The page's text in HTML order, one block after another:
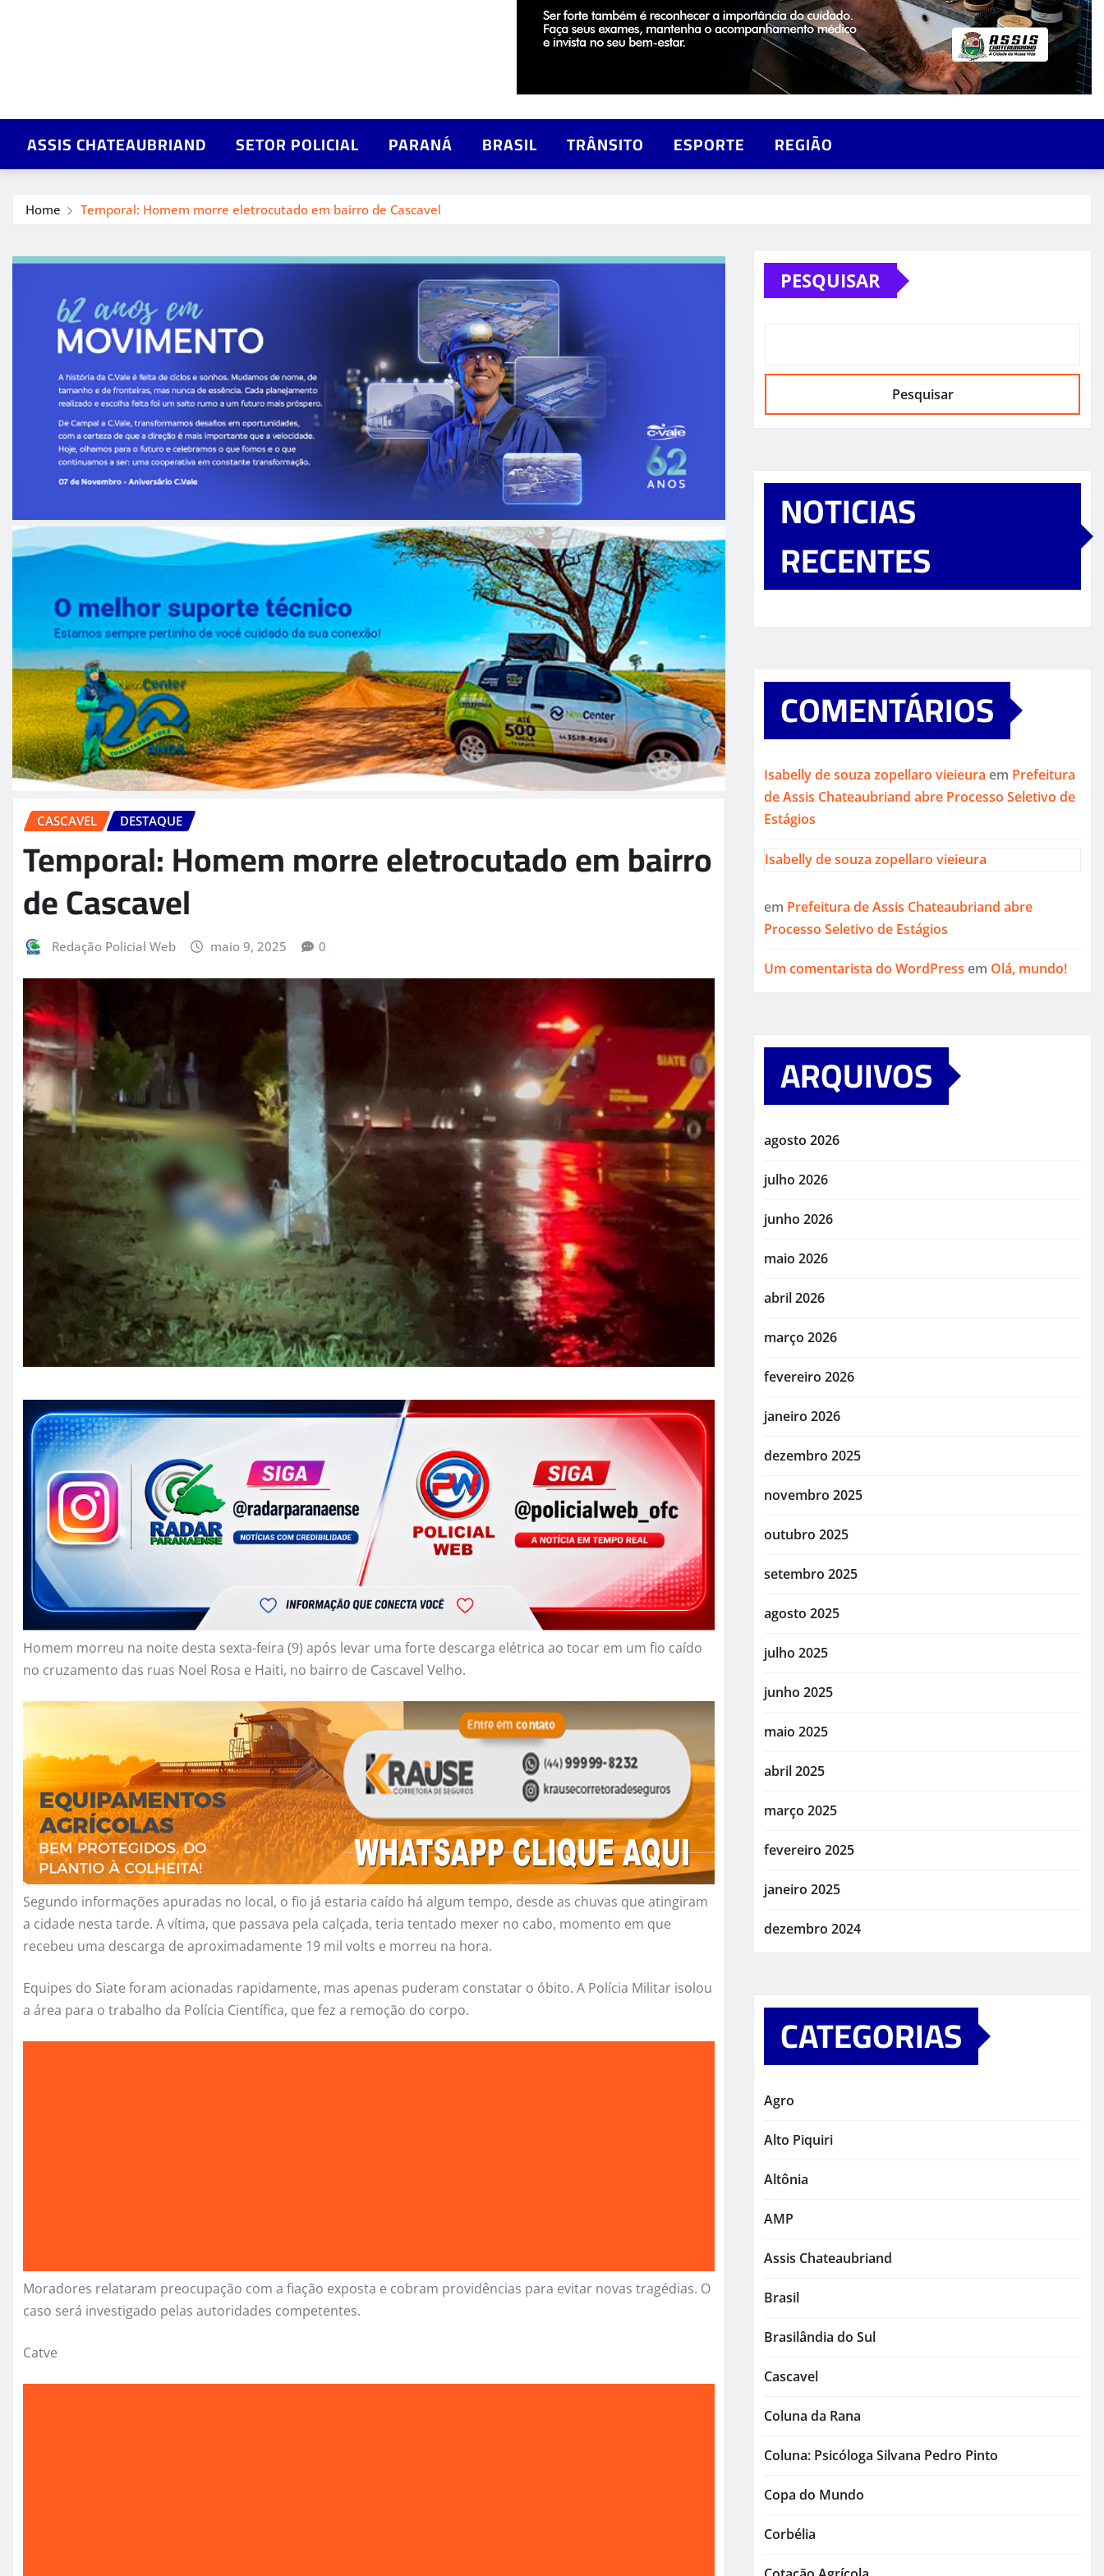
ASSIS CHATEAUBRIAND SETOR POLICIAL PARANÁ BRASIL TRÂNSITO ESPORTE REGIÃO
Home Temporal: Homem morre eletrocutado em bairro de Cascavel
CASCAVEL DESTAQUE
Temporal: Homem morre eletrocutado em bairro
de Cascavel
Redação Policial Web maio 9, 2025 0
Homem morreu na noite desta sexta-feira (9) após levar uma forte descarga elétrica ao tocar em um fio caído
no cruzamento das ruas Noel Rosa e Haiti, no bairro de Cascavel Velho.
Segundo informações apuradas no local, o fio já estaria caído há algum tempo, desde as chuvas que atingiram
a cidade nesta tarde. A vítima, que passava pela calçada, teria tentado mexer no cabo, momento em que
recebeu uma descarga de aproximadamente 19 mil volts e morreu na hora.
Equipes do Siate foram acionadas rapidamente, mas apenas puderam constatar o óbito. A Polícia Militar isolou
a área para o trabalho da Polícia Científica, que fez a remoção do corpo.
Moradores relataram preocupação com a fiação exposta e cobram providências para evitar novas tragédias. O
caso será investigado pelas autoridades competentes.
Catve
PESQUISAR
Pesquisar
NOTICIAS
RECENTES
COMENTÁRIOS
Isabelly de souza zopellaro vieieura em Prefeitura
de Assis Chateaubriand abre Processo Seletivo de
Estágios
Isabelly de souza zopellaro vieieura
em Prefeitura de Assis Chateaubriand abre
Processo Seletivo de Estágios
Um comentarista do WordPress em Olá, mundo!
ARQUIVOS
agosto 2026
julho 2026
junho 2026
maio 2026
abril 2026
março 2026
fevereiro 2026
janeiro 2026
dezembro 2025
novembro 2025
outubro 2025
setembro 2025
agosto 2025
julho 2025
junho 2025
maio 2025
abril 2025
março 2025
fevereiro 2025
janeiro 2025
dezembro 2024
CATEGORIAS
Agro
Alto Piquiri
Altônia
AMP
Assis Chateaubriand
Brasil
Brasilândia do Sul
Cascavel
Coluna da Rana
Coluna: Psicóloga Silvana Pedro Pinto
Copa do Mundo
Corbélia